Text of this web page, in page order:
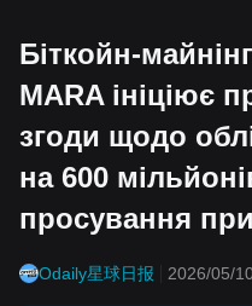
Біткойн-
MARA ініціює
згоди щодо
на 600
просування
Odaily星球日报 2026/05/